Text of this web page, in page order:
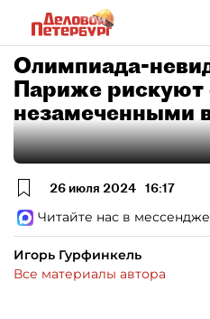
Олимпиада-
Париже рискуют
незамеченными
26 июля 2024 16:17
Читайте нас в
Игорь Гурфинкель
Все материалы автора